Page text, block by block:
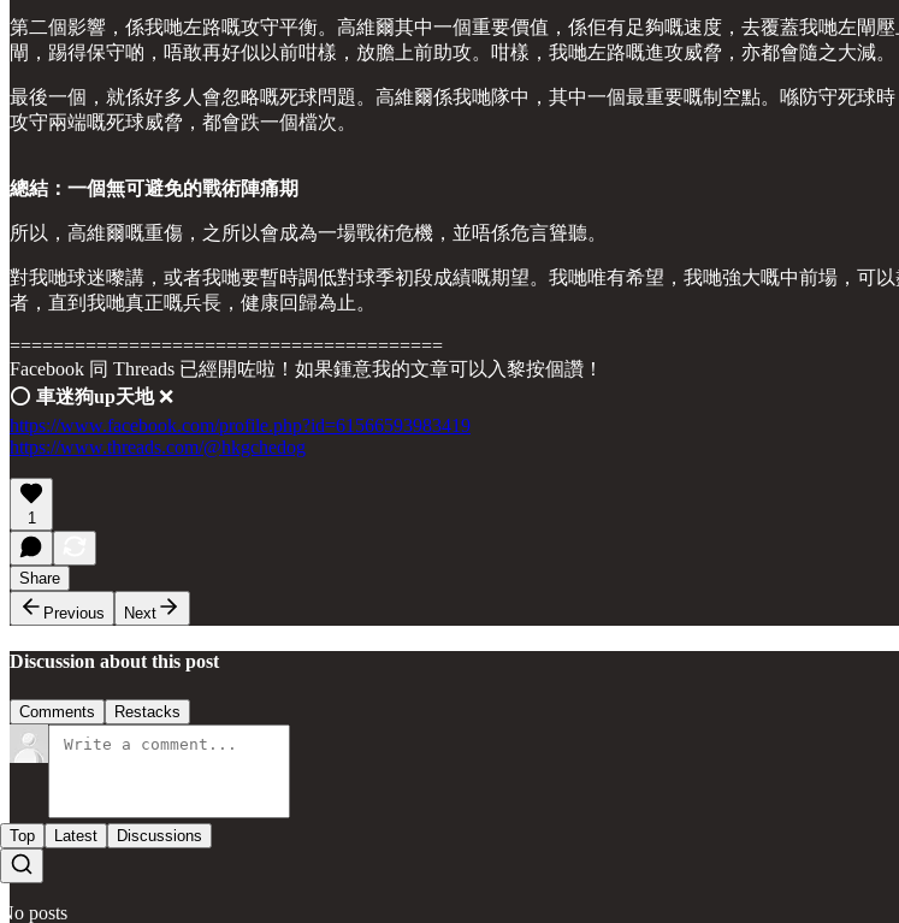
第二個影響，係我哋左路嘅攻守平衡。高維爾其中一個重要價值，係佢有足夠嘅速度，去覆蓋我哋左閘
閘，踢得保守啲，唔敢再好似以前咁樣，放膽上前助攻。咁樣，我哋左路嘅進攻威脅，亦都會隨之大減。
最後一個，就係好多人會忽略嘅死球問題。高維爾係我哋隊中，其中一個最重要嘅制空點。喺防守死球
攻守兩端嘅死球威脅，都會跌一個檔次。
總結：一個無可避免的戰術陣痛期
所以，高維爾嘅重傷，之所以會成為一場戰術危機，並唔係危言聳聽。
對我哋球迷嚟講，或者我哋要暫時調低對球季初段成績嘅期望。我哋唯有希望，我哋強大嘅中前場，可
者，直到我哋真正嘅兵長，健康回歸為止。
========================================
Facebook 同 Threads 已經開咗啦！如果鍾意我的文章可以入黎按個讚！
⭕️ 車迷狗up天地❌
https://www.facebook.com/profile.php?id=61566593983419
https://www.threads.com/@hkgchedog
1
Share
Previous
Next
Discussion about this post
Comments Restacks
Top Latest Discussions
No posts